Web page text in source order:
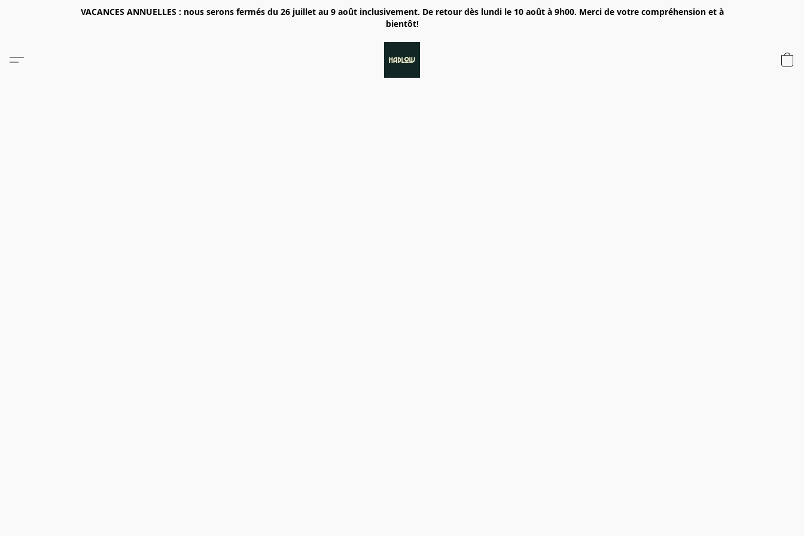
VACANCES ANNUELLES : nous serons fermés du 26 juillet au 9 août inclusivement. De retour dès lundi le 10 août à 9h00. Merci de votre compréhension et à
bientôt!